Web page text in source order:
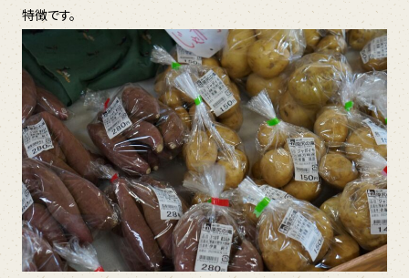
特徴です。